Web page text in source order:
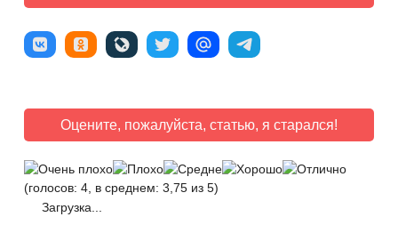
Оцените, пожалуйста, статью, я старался!
(голосов: 4, в среднем: 3,75 из 5)
Загрузка...